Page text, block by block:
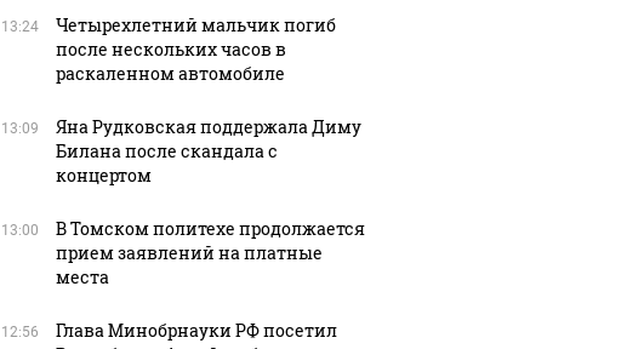
13:24
Четырехлетний мальчик погиб
после нескольких часов в
раскаленном автомобиле
13:09
Яна Рудковская поддержала Диму
Билана после скандала с
концертом
13:00
В Томском политехе продолжается
прием заявлений на платные
места
12:56
Глава Минобрнауки РФ посетил